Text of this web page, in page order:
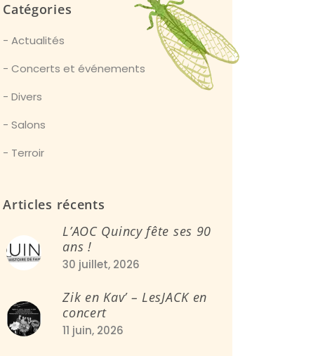
Catégories
Actualités
Concerts et événements
Divers
Salons
Terroir
Articles récents
L’AOC Quincy fête ses 90
ans !
30 juillet, 2026
Zik en Kav’ – LesJACK en
concert
11 juin, 2026